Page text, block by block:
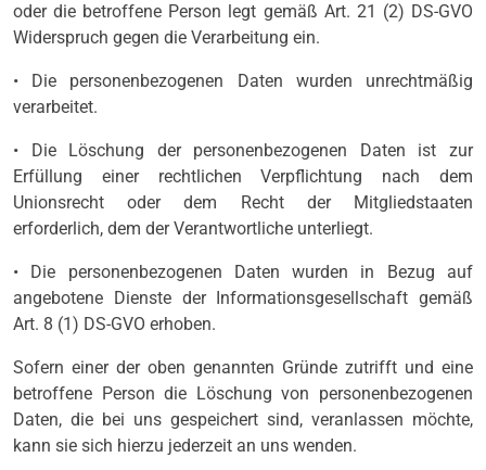
oder die betroffene Person legt gemäß Art. 21 (2) DS-GVO
Widerspruch gegen die Verarbeitung ein.
• Die personenbezogenen Daten wurden unrechtmäßig
verarbeitet.
• Die Löschung der personenbezogenen Daten ist zur
Erfüllung einer rechtlichen Verpflichtung nach dem
Unionsrecht oder dem Recht der Mitgliedstaaten
erforderlich, dem der Verantwortliche unterliegt.
• Die personenbezogenen Daten wurden in Bezug auf
angebotene Dienste der Informationsgesellschaft gemäß
Art. 8 (1) DS-GVO erhoben.
Sofern einer der oben genannten Gründe zutrifft und eine
betroffene Person die Löschung von personenbezogenen
Daten, die bei uns gespeichert sind, veranlassen möchte,
kann sie sich hierzu jederzeit an uns wenden.